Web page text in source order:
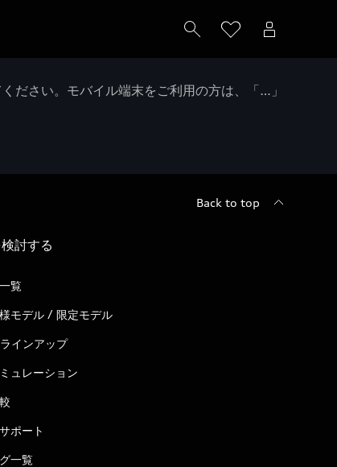
ださい。モバイル端末をご利用の方は、「…」
Back to top
討する
覧
モデル / 限定モデル
インアップ
ュレーション
ポート
一覧